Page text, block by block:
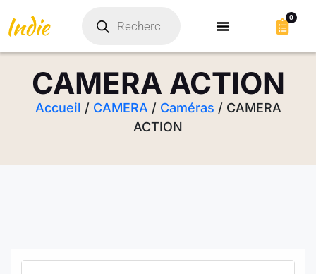
0
CAMERA ACTION
Accueil / CAMERA / Caméras / CAMERA
ACTION